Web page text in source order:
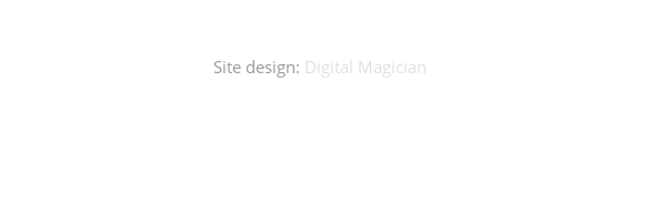
Site design: Digital Magician